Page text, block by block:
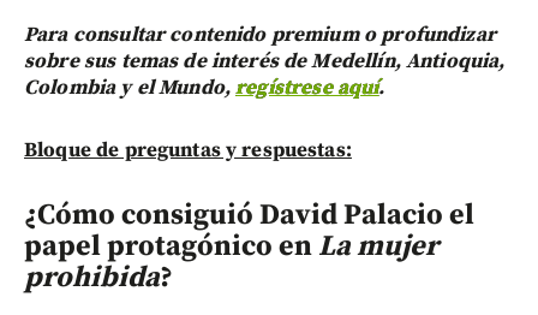
Para consultar contenido premium o profundizar
sobre sus temas de interés de Medellín, Antioquia,
Colombia y el Mundo,regístrese aquí.
Bloque de preguntas y respuestas:
¿Cómo consiguió David Palacio el
papel protagónico en La mujer
prohibida?